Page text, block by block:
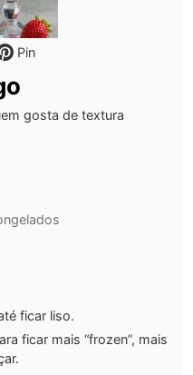
Pin
gosta de textura
ficar liso.
ficar mais “frozen”, mais